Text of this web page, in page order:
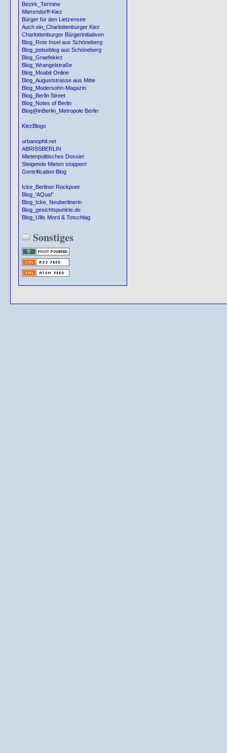
Bezirk_Termine
Mierendorff-Kiez
Bürger für den Lietzensee
Auch ein_Charlottenburger Kiez
Charlottenburger Bürgerinitiativen
Blog_Rote Insel aus Schöneberg
Blog_potseblog aus Schöneberg
Blog_Graefekiez
Blog_Wrangelstraße
Blog_Moabit Online
Blog_Auguststrasse aus Mitte
Blog_Modersohn-Magazin
Blog_Berlin Street
Blog_Notes of Berlin
Blog@inBerlin_Metropole Berlin
KiezBlogs
urbanophil.net
ABRISSBERLIN
Mietenpolitisches Dossier
Steigende Mieten stoppen!
Gentrification Blog
Icke_Berliner Rockpoet
Blog_'AQua!'
Blog_Icke, Neuberlinerin
Blog_gesichtspunkte.de
Blog_Ullis Mord & Totschlag
Sonstiges